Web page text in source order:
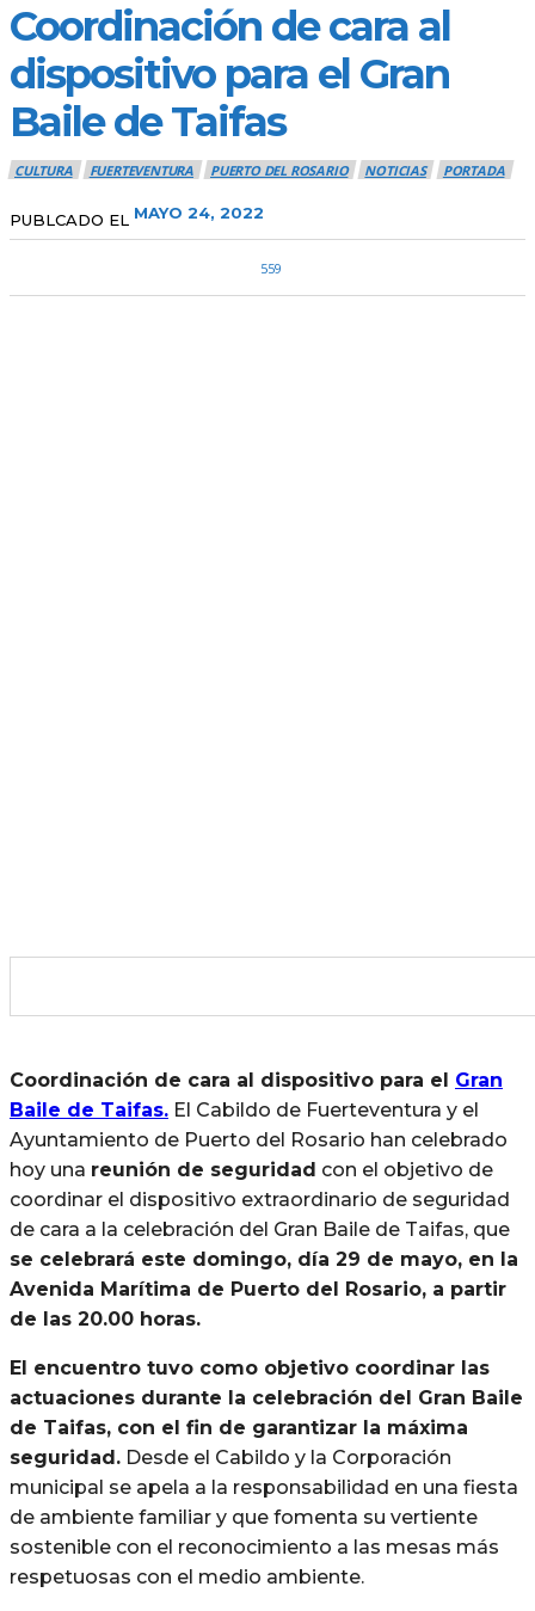
Coordinación de cara al
dispositivo para el Gran
Baile de Taifas
CULTURA FUERTEVENTURA PUERTO DEL ROSARIO NOTICIAS PORTADA
PUBLCADO EL MAYO 24, 2022
559
Coordinación de cara al dispositivo para el Gran
Baile de Taifas. El Cabildo de Fuerteventura y el
Ayuntamiento de Puerto del Rosario han celebrado
hoy una reunión de seguridad con el objetivo de
coordinar el dispositivo extraordinario de seguridad
de cara a la celebración del Gran Baile de Taifas, que
se celebrará este domingo, día 29 de mayo, en la
Avenida Marítima de Puerto del Rosario, a partir
de las 20.00 horas.
El encuentro tuvo como objetivo coordinar las
actuaciones durante la celebración del Gran Baile
de Taifas, con el fin de garantizar la máxima
seguridad. Desde el Cabildo y la Corporación
municipal se apela a la responsabilidad en una fiesta
de ambiente familiar y que fomenta su vertiente
sostenible con el reconocimiento a las mesas más
respetuosas con el medio ambiente.